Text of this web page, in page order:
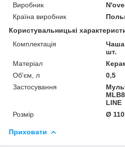
Виробник
Країна виробник
Користувальницькі
Комплектація
шт.
Матеріал
Об'єм, л
0,5
Застосування
LINE
Розмір
Ø
Приховати